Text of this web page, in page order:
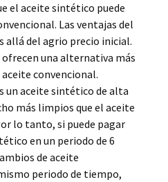
el aceite sintético puede
Las ventajas del
allá del agrio precio inicial.
una alternativa más
convencional.
un aceite sintético de alta
más limpios que el aceite
lo tanto, si puede pagar
en un periodo de 6
de aceite
periodo de tiempo,